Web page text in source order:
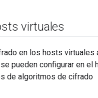
virtuales
en los hosts virtuales
pueden configurar en el
de algoritmos de cifrado